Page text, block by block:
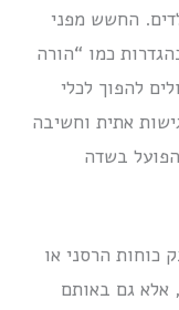
החשש מפני
כמו “הורה
להפוך לכלי
אתית וחשיבה
בשדה
כוחות הרסני או
אלא גם באותם